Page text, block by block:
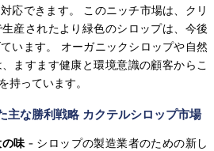
応できます。 このニッチ市場は、クリ
産されたより緑色のシロップは、今後
います。 オーガニックシロップや自然
ますます健康と環境意識の顧客からこ
持っています。
主な勝利戦略 カクテルシロップ市場
味 - シロップの製造業者のための新し